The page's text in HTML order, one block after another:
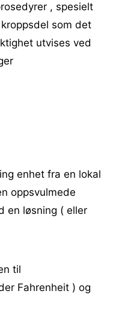
, spesielt
​​som det
utvises ved
enhet fra en lokal
oppsvulmede
en løsning ( eller
til
Fahrenheit ) og